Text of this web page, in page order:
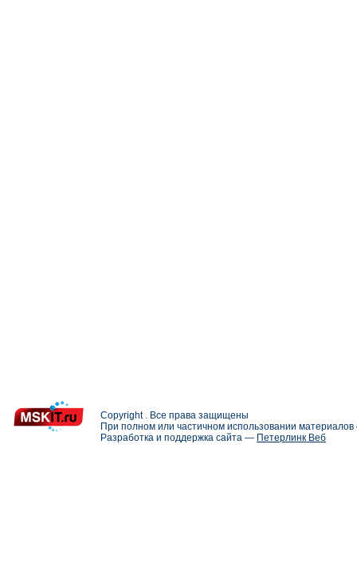
Copyright . Все права защищены
При полном или частичном использовании
Разработка и поддержка сайта — Петерлинк Веб